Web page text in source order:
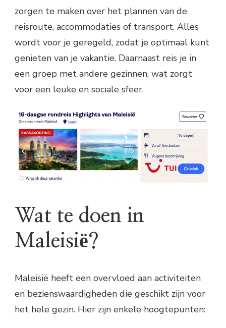
zorgen te maken over het plannen van de
reisroute, accommodaties of transport. Alles
wordt voor je geregeld, zodat je optimaal kunt
genieten van je vakantie. Daarnaast reis je in
een groep met andere gezinnen, wat zorgt
voor een leuke en sociale sfeer.
Wat te doen in
Maleisië?
Maleisië heeft een overvloed aan activiteiten
en bezienswaardigheden die geschikt zijn voor
het hele gezin. Hier zijn enkele hoogtepunten: